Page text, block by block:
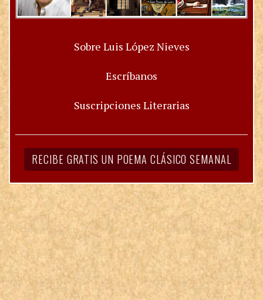
Sobre Luis López Nieves
Escríbanos
Suscripciones Literarias
RECIBE GRATIS UN POEMA CLÁSICO SEMANAL